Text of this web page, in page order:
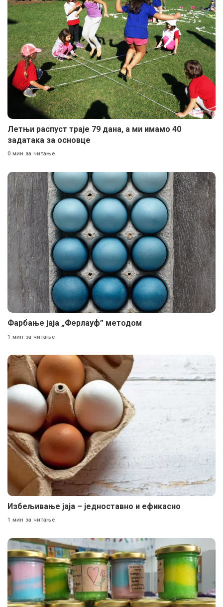
Летњи распуст траје 79 дана, а ми имамо 40
задатака за основце
0 мин за читање
Фарбање јаја „Ферлауф” методом
1 мин за читање
Избељивање јаја – једноставно и ефикасно
1 мин за читање